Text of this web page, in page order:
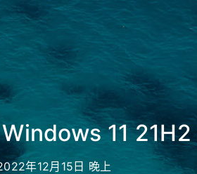
11
年12月15日 晚上